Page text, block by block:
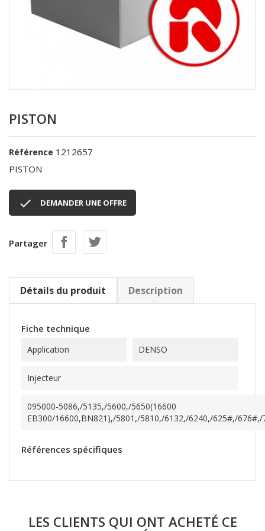
PISTON
Référence 1212657
PISTON
 DEMANDER UNE OFFRE
Partager
Détails du produit Description
Fiche technique
Application DENSO
Injecteur
095000-5086,/5135,/5600,/5650(16600
EB300/16600,BN821),/5801,/5810,/6132,/6240,/625#,/
Références spécifiques
LES CLIENTS QUI ONT ACHETÉ CE